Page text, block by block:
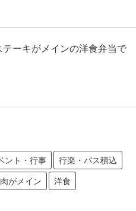
ーキがメインの洋食弁当で
ント・行事 行楽・バス積込
肉がメイン 洋食